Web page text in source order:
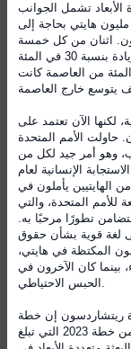
الأبعاد تشمل الجوانب
الاقتصادية والأمنية وحقوق الإنسان. هناك 5.2 مليون هايتي بحاجة إلى
اثنان من كل خمسة
هايتيين يواجهون انعدام الأمن الغذائي الحاد؛ هناك زيادة بنسبة 30 في المئة
الحاد لدى الأطفال. حوالي 80 في المئة من العاصمة كانت
لكنها الآن تعتمد على
حاولت الأمم المتحدة
وهو أمر جيد لكل من
الإنسانية لعام
من الهايتيين يأملون في
للأمم المتحدة، والتي
تطورًا مرحبًا به.
2669 (2023) أيضًا على لغة قوية بشأن حقوق
المكتظة في هايتي،
بينما كان الآخرون في
الحبس الاحتياطي.
ريتشاردسون إن خطة
الاستجابة الإنسانية لعام 2024 ستكون أصغر قليلاً من خطة 2023 التي تبلغ